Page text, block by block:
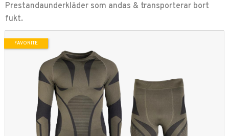
Prestandaunderkläder som andas & transporterar bort
fukt.
FAVORITE